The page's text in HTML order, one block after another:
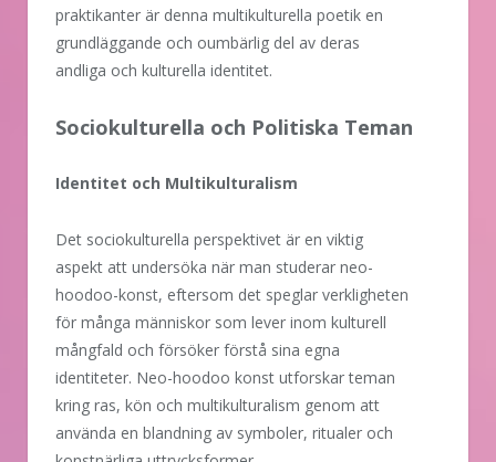
praktikanter är denna multikulturella poetik en
grundläggande och oumbärlig del av deras
andliga och kulturella identitet.
Sociokulturella och Politiska Teman
Identitet och Multikulturalism
Det sociokulturella perspektivet är en viktig
aspekt att undersöka när man studerar neo-
hoodoo-konst, eftersom det speglar verkligheten
för många människor som lever inom kulturell
mångfald och försöker förstå sina egna
identiteter. Neo-hoodoo konst utforskar teman
kring ras, kön och multikulturalism genom att
använda en blandning av symboler, ritualer och